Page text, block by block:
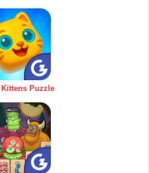
Kittens Puzzle